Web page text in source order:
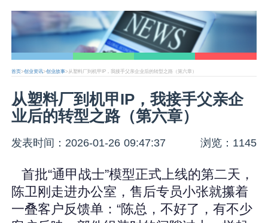
首页>创业资讯>创业故事>从塑料厂到机甲IP，我接手父亲企业后的转型之路（第六章）
从塑料厂到机甲IP，我接手父亲企
业后的转型之路（第六章）
发表时间：2026-01-26 09:47:37 浏览：1145
首批“通甲战士”模型正式上线的第二天，
陈卫刚走进办公室，售后专员小张就攥着
一叠客户反馈单：“陈总，不好了，有不少